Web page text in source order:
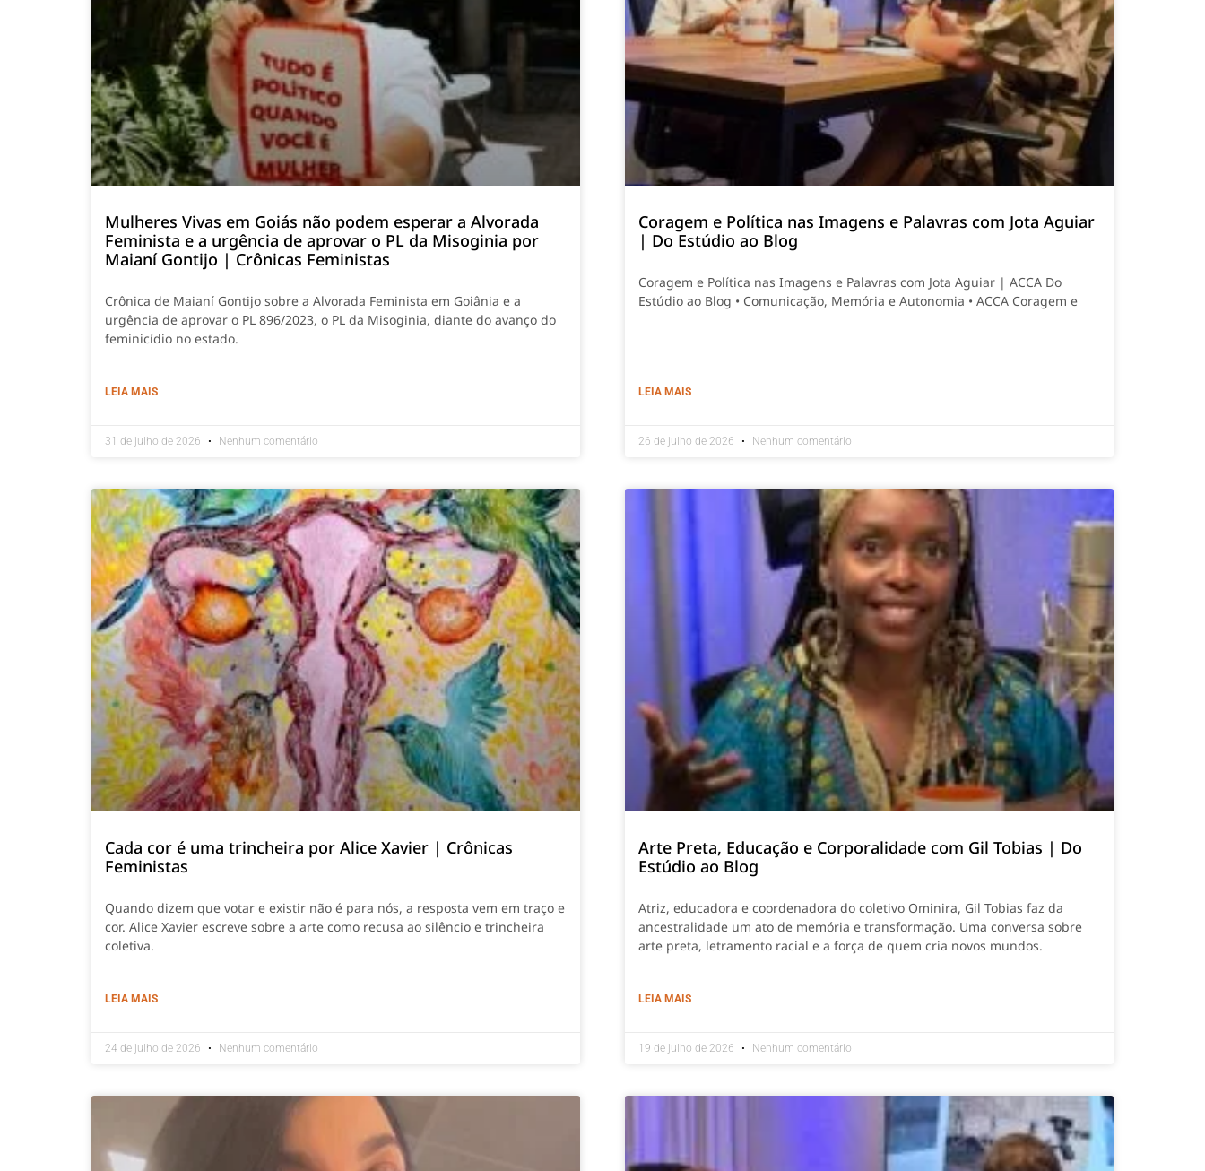
Mulheres Vivas em Goiás não podem esperar a Alvorada
Feminista e a urgência de aprovar o PL da Misoginia por
Maianí Gontijo | Crônicas Feministas
Crônica de Maianí Gontijo sobre a Alvorada Feminista em Goiânia e a
urgência de aprovar o PL 896/2023, o PL da Misoginia, diante do avanço do
feminicídio no estado.
LEIA MAIS
31 de julho de 2026 Nenhum comentário
Coragem e Política nas Imagens e Palavras com Jota Aguiar
| Do Estúdio ao Blog
Coragem e Política nas Imagens e Palavras com Jota Aguiar | ACCA Do
Estúdio ao Blog • Comunicação, Memória e Autonomia • ACCA Coragem e
LEIA MAIS
26 de julho de 2026 Nenhum comentário
Cada cor é uma trincheira por Alice Xavier | Crônicas
Feministas
Quando dizem que votar e existir não é para nós, a resposta vem em traço e
cor. Alice Xavier escreve sobre a arte como recusa ao silêncio e trincheira
coletiva.
LEIA MAIS
24 de julho de 2026 Nenhum comentário
Arte Preta, Educação e Corporalidade com Gil Tobias | Do
Estúdio ao Blog
Atriz, educadora e coordenadora do coletivo Ominira, Gil Tobias faz da
ancestralidade um ato de memória e transformação. Uma conversa sobre
arte preta, letramento racial e a força de quem cria novos mundos.
LEIA MAIS
19 de julho de 2026 Nenhum comentário